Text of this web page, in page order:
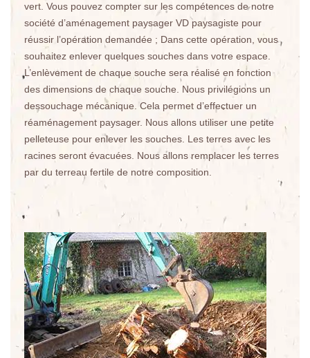
vert. Vous pouvez compter sur les compétences de notre
société d’aménagement paysager VD paysagiste pour
réussir l’opération demandée ; Dans cette opération, vous
souhaitez enlever quelques souches dans votre espace.
L’enlèvement de chaque souche sera réalisé en fonction
des dimensions de chaque souche. Nous privilégions un
dessouchage mécanique. Cela permet d’effectuer un
réaménagement paysager. Nous allons utiliser une petite
pelleteuse pour enlever les souches. Les terres avec les
racines seront évacuées. Nous allons remplacer les terres
par du terreau fertile de notre composition.